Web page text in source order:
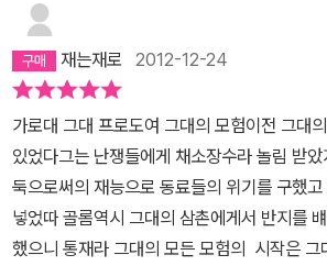
고 하기는 어렵겠지만 (그들 또한 인간이기에.
이나 역사에서 완벽한 것은 없으니까.), '거장'
게나 붙여지지 않음을 고려할 때, 인간이 창작
작품을 창작한 것이라고 봐야 핥니까 말이다.
타지를 순수문학을 넘어 '예술'의 경지로 승화
에는 반론의 여지가 없기에, 그의 저서를 평가
의 또 다른 작품들과의 상대적 비교 정도로만
다른 작가와의 비교는 톨킨에게도, 다른 작가
하면서 거의 백지 상태로 읽었지만 어느샌가
의 여정'을 시작했다. 기억할 수 없을 정도로
온한 생활을 해온 골목쟁이네 빌보. 여느 날처
가 먼 아침을 맞이한 빌보 앞에 간달프가 나타
게 모험 어쩌고 하는 말을 꺼냈지만 모험보다
녁 식사를 두 번 하고, 가끔 이웃들과 함께 파
유유자적하는 삶을 즐기기 좋아하는 평범한 호
자리를 뜬다. 하지만 기껏 간달프를 쫓아냈나
사 시간에 빌보의 집에 난쟁이들이 찾아온다.
재는재로 2012-12-24
가로대 그대 프로도여 그대의 모험이전 그대
있었다그는 난쟁들에게 채소장수라 놀림 받
둑으로써의 재능으로 동료들의 위기를 구했
넣었따 골롬역시 그대의 삼촌에게서 반지를
했으니 통재라 그대의 모든 모험의 시작은 그